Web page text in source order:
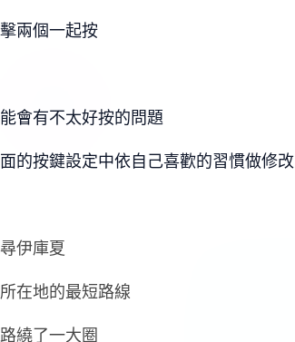
兩個一起按
會有不太好按的問題
的按鍵設定中依自己喜歡的習慣做修改
伊庫夏
在地的最短路線
繞了一大圈